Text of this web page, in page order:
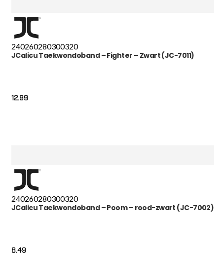
240260280300320
JCalicu Taekwondoband – Fighter – Zwart (JC-7011)
12.99
240260280300320
JCalicu Taekwondoband – Poom – rood-zwart (JC-7002)
8.49